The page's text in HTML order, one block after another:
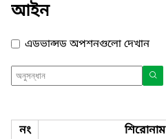
আইন
এডভান্সড অপশনগুলো দেখান
নং শিরোনাম